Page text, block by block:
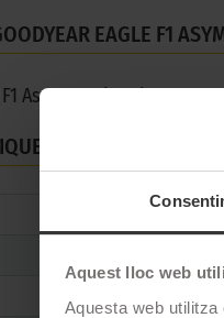
Aquest lloc web
Aquesta web
EAGLE F1
F1 Asymmetric 6 és un
TÈCNIQUES